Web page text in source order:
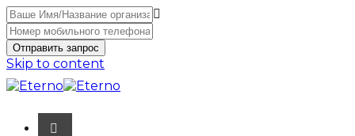
Отправить запрос
Skip to content